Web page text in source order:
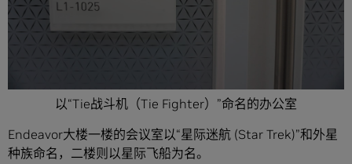
以“Tie战斗机（Tie Fighter）”命名的办公室
Endeavor大楼一楼的会议室以“星际迷航 (Star Trek)”和外星
种族命名，二楼则以星际飞船为名。